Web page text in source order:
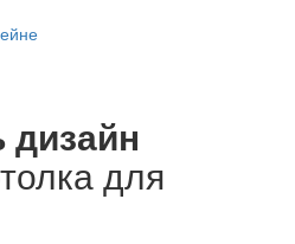
дизайн
для